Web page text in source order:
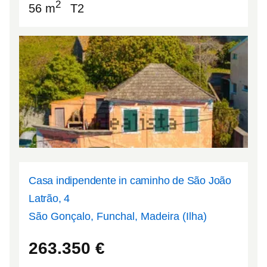
56 m2 T2
Casa indipendente in caminho de São João
Latrão, 4
São Gonçalo, Funchal, Madeira (Ilha)
263.350 €